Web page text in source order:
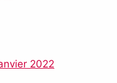
2022